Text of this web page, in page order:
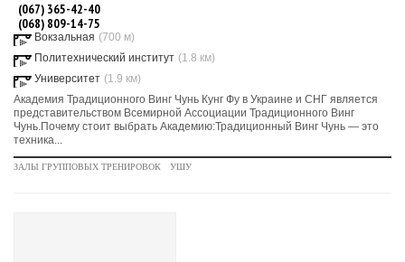
(067) 365-42-40
(068) 809-14-75
Вокзальная (700 м)
Политехнический институт (1.8 км)
Университет (1.9 км)
Академия Традиционного Винг Чунь Кунг Фу в Украине и СНГ является
представительством Всемирной Ассоциации Традиционного Винг
Чунь.Почему стоит выбрать Академию:Традиционный Винг Чунь — это
техника...
ЗАЛЫ ГРУППОВЫХ ТРЕНИРОВОК УШУ